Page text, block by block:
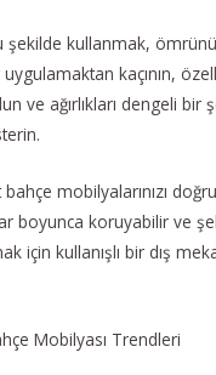
şekilde kullanmak,
uygulamaktan kaçının,
ve ağırlıkları dengeli bir
mobilyalarınızı
boyunca koruyabilir ve
için kullanışlı bir dış
Mobilyası Trendleri